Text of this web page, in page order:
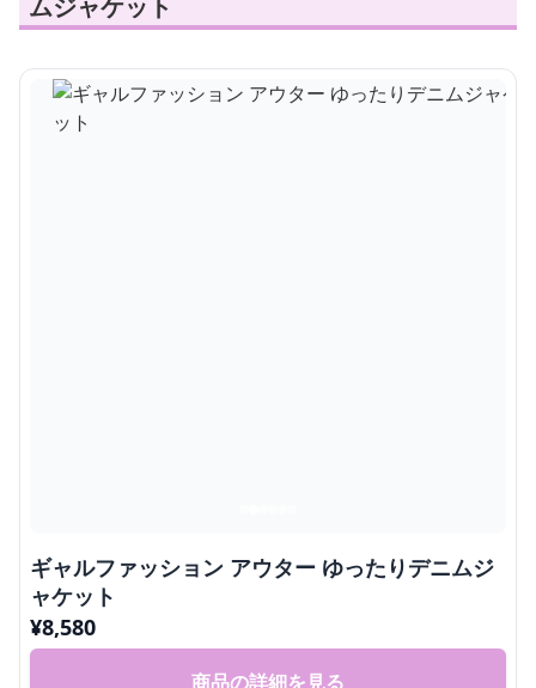
ムジャケット
ギャルファッション アウター ゆったりデニムジ
ャケット
¥8,580
商品の詳細を見る